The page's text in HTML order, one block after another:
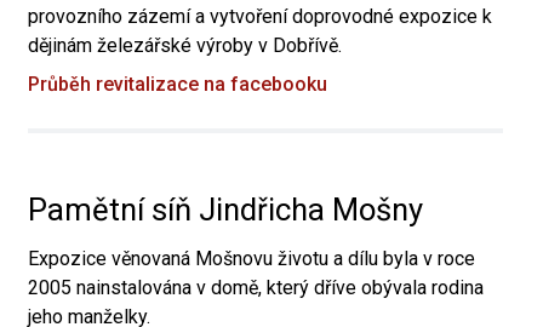
provozního zázemí a vytvoření doprovodné expozice k
dějinám železářské výroby v Dobřívě.
Průběh revitalizace na facebooku
Pamětní síň Jindřicha Mošny
Expozice věnovaná Mošnovu životu a dílu byla v roce
2005 nainstalována v domě, který dříve obývala rodina
jeho manželky.